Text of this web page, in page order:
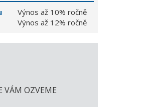
Výnos až 10% ročně
Výnos až 12% ročně
OZVEME